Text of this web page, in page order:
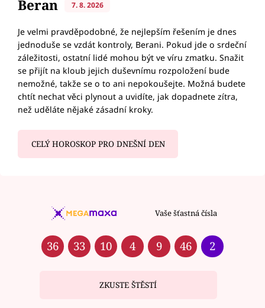
Beran 7. 8. 2026
Je velmi pravděpodobné, že nejlepším řešením je dnes
jednoduše se vzdát kontroly, Berani. Pokud jde o srdeční
záležitosti, ostatní lidé mohou být ve víru zmatku. Snažit
se přijít na kloub jejich duševnímu rozpoložení bude
nemožné, takže se o to ani nepokoušejte. Možná budete
chtít nechat věci plynout a uvidíte, jak dopadnete zítra,
než uděláte nějaké zásadní kroky.
CELÝ HOROSKOP PRO DNEŠNÍ DEN
Vaše šťastná čísla
36 33 10 4 9 46 2
ZKUSTE ŠTĚSTÍ